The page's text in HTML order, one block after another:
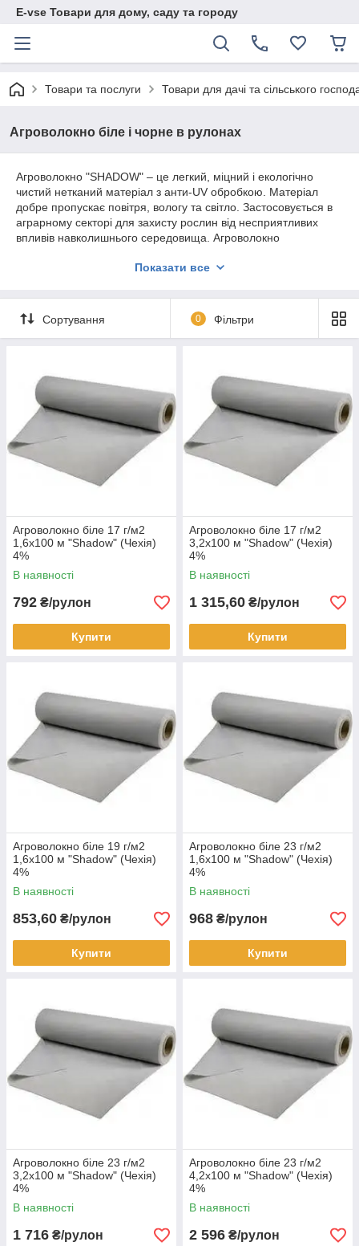
E-vse Товари для дому, саду та городу
Товари та послуги Товари для дачі та сільського
Агроволокно біле і чорне в рулонах
Агроволокно "SHADOW" – це легкий, міцний і екологічно
чистий нетканий матеріал з анти-UV обробкою. Матеріал
добре пропускає повітря, вологу та світло. Застосовується в
аграрному секторі для захисту рослин від несприятливих
впливів навколишнього середовища. Агроволокно
поліпропілен (екологічно чистий), має тонку структуру і
він зумів поєднати у собі ряд позитивних якостей: пропускає
сонячні промені (але є винятки), одночасно захищаючи від
впливу ультрафіолету, і прекрасно пропускає вологу. Межі
Якісне та екологічно чисте агроволокно, від Чеської фірми
"SHADOW" вже встигла завоювати довіру і розташування у
більшості наших клієнтів. Доведено, що на ділянках де
використовується агроволокно, більш високий урожай.Дуже
зручно використовувати спанбонд для теплички, коли ви не
можете постійно перебуває на дачі і стежити за помірною
температурою і вологістю як під звичайною плівкою.
Показати все
Сортування 0 Фільтри
Агроволокно біле 17 г/м2
1,6х100 м "Shadow" (Чехія)
4%
В наявності
792 ₴/рулон
Купити
Агроволокно біле 17 г/м2
3,2х100 м "Shadow" (Чехія)
4%
В наявності
1 315,60 ₴/рулон
Купити
Агроволокно біле 19 г/м2
1,6х100 м "Shadow" (Чехія)
4%
В наявності
853,60 ₴/рулон
Купити
Агроволокно біле 23 г/м2
1,6х100 м "Shadow" (Чехія)
4%
В наявності
968 ₴/рулон
Купити
Агроволокно біле 23 г/м2
3,2х100 м "Shadow" (Чехія)
4%
В наявності
1 716 ₴/рулон
Агроволокно біле 23 г/м2
4,2х100 м "Shadow" (Чехія)
4%
В наявності
2 596 ₴/рулон